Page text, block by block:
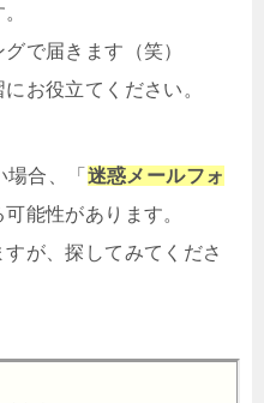
で届きます（笑）
お役立てください。
合、「 迷惑メールフォ
能性があります。
が、探してみてくださ